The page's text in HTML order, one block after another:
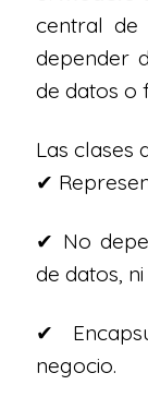
central de
depender
de datos o
Las clases
✔
✔ No
de datos,
✔
negocio.